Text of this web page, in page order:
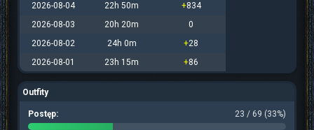
2026-08-04
22h 50m +834
2026-08-03
20h 20m
0
2026-08-02
24h 0m +28
2026-08-01
23h 15m +86
Outfity
Postęp: 23 / 69 (33%)